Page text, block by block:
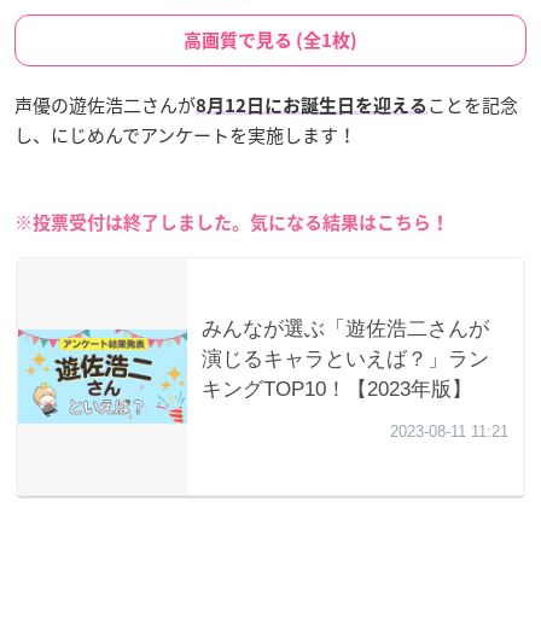
高画質で見る (全1枚)
声優の遊佐浩二さんが8月12日にお誕生日を迎える ことを記念
し、にじめんでアンケートを実施します！
※投票受付は終了しました。気になる結果はこちら！